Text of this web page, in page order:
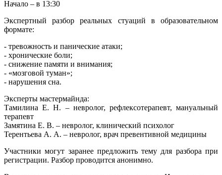
Начало – в 13:30
Экспертный разбор реальных стуаций в образовательном
формате:
- тревожность и панические атаки;
- хронические боли;
- снижение памяти и внимания;
- «мозговой туман»;
- нарушения сна.
Эксперты мастермайнда:
Тамилина Е. Н. – невролог, рефлексотерапевт, мануальный
терапевт
Замятина Е. В. – невролог, клинический психолог
Терентьева А. А. – невролог, врач превентивной медицины
Участники могут заранее предложить тему для разбора при
регистрации. Разбор проводится анонимно.